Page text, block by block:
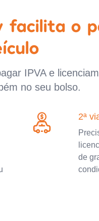
facilita o
IPVA e
no seu bolso.
2ª
de